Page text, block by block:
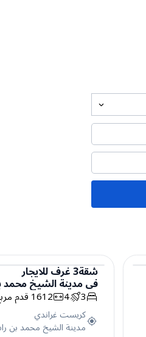
شقة
شقة3غرفللايجار
فيمدينة الشيخ
3
4
1612قدم
كريست غراندي
مدينة الشيخ محمد بن